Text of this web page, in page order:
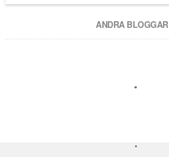
ANDRA BLOGGAR